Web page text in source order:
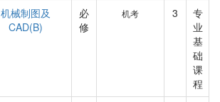
机械制图及
CAD(B)
必
修
机考 3
专
业
基
础
课
程